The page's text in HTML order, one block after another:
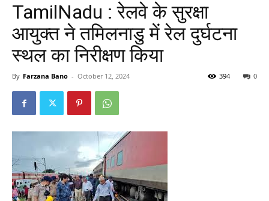
TamilNadu : रेलवे के सुरक्षा
आयुक्त ने तमिलनाडु में रेल दुर्घटना
स्थल का निरीक्षण किया
By Farzana Bano - October 12, 2024 0
394